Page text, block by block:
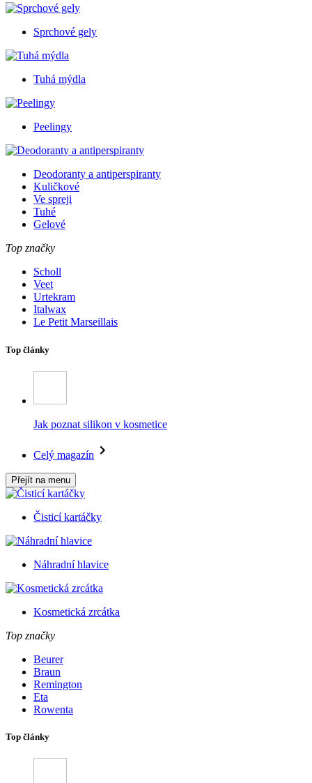
Sprchové gely
Tuhá mýdla
Peelingy
Deodoranty a antiperspiranty
Kuličkové
Ve spreji
Tuhé
Gelové
Top značky
Scholl
Veet
Urtekram
Italwax
Le Petit Marseillais
Top články
Jak poznat silikon v kosmetice
Celý magazín
Přejít na menu
Čisticí kartáčky
Náhradní hlavice
Kosmetická zrcátka
Top značky
Beurer
Braun
Remington
Eta
Rowenta
Top články